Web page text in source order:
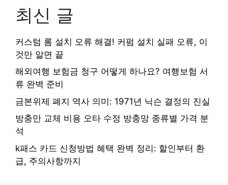
최신 글
커스텀 롬 설치 오류 해결! 커펌 설치 실패 오류, 이
것만 알면 끝
해외여행 보험금 청구 어떻게 하나요? 여행보험 서
류 완벽 준비
금본위제 폐지 역사 의미: 1971년 닉슨 결정의 진실
방충만 교체 비용 오타 수정 방충망 종류별 가격 분
석
k패스 카드 신청방법 혜택 완벽 정리: 할인부터 환
급, 주의사항까지